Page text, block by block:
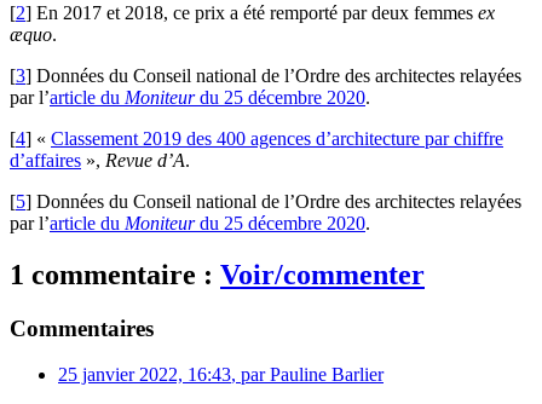
[2] En 2017 et 2018, ce prix a été remporté par deux femmes ex
æquo.
[3] Données du Conseil national de l’Ordre des architectes relayées
par l’article du Moniteurdu 25 décembre 2020.
[4] « Classement 2019 des 400 agences d’architecture par chiffre
d’affaires », Revue d’A.
[5] Données du Conseil national de l’Ordre des architectes relayées
par l’article du Moniteurdu 25 décembre 2020.
1 commentaire : Voir/commenter
Commentaires
25 janvier 2022, 16:43, parPauline Barlier